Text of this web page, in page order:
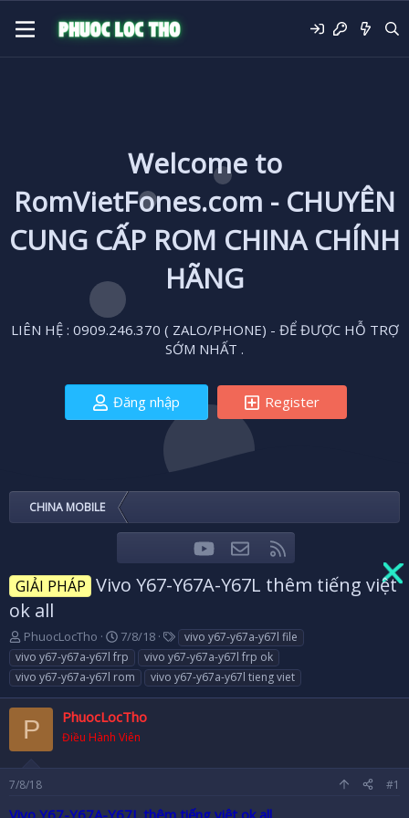
Welcome to
RomVietFones.com - CHUYÊN
CUNG CẤP ROM CHINA CHÍNH
HÃNG
LIÊN HỆ : 0909.246.370 ( ZALO/PHONE) - ĐỂ ĐƯỢC HỖ TRỢ
SỚM NHẤT .
Đăng nhập Register
CHINA MOBILE
FacebookTwitteryoutubeLiên hệ
GIẢI PHÁP Vivo Y67-Y67A-Y67L thêm tiếng việt
ok all
T
h
r
e
a
d
s
t
a
r
PhuocLocTho
N
g
à
y
g
ử
i
7/8/18
T
a
g
s
vivo y67-y67a-y67l file
vivo y67-y67a-y67l frp
vivo y67-y67a-y67l frp ok
vivo y67-y67a-y67l rom
vivo y67-y67a-y67l tieng viet
P PhuocLocTho
Điều Hành Viên
7/8/18 #1
Vivo Y67-Y67A-Y67L thêm tiếng việt ok all